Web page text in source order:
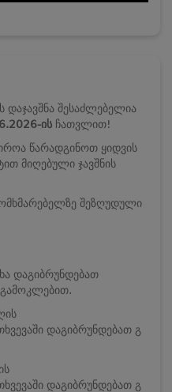
შესაძლებელია
ის ჩათვლით!
წარადგინოთ ყიდვის
მიღებული ჯავშნის
შეზღუდული
დაგიბრუნდებათ
დაგიბრუნდებათ გ
დაგიბრუნდებათ გ